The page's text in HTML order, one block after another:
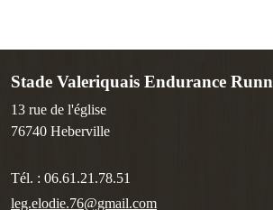
Stade Valeriquais Endurance
13 rue de l'église
76740 Heberville
Tél. : 06.61.21.78.51
leg.elodie.76@gmail.com